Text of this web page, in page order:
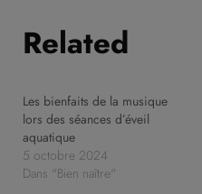
Related
Les bienfaits de la musique
lors des séances d’éveil
aquatique
5 octobre 2024
Dans "Bien naître"